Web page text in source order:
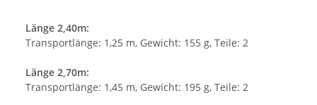
Länge 2,40m:
Transportlänge: 1,25 m, Gewicht: 155 g, Teile: 2
Länge 2,70m:
Transportlänge: 1,45 m, Gewicht: 195 g, Teile: 2